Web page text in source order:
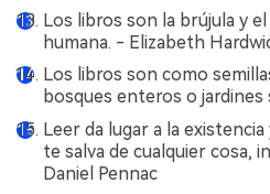
Los libros son la brújula y
humana. - Elizabeth
Los libros son como
bosques enteros o jardines
Leer da lugar a la
te salva de cualquier cosa,
Daniel Pennac